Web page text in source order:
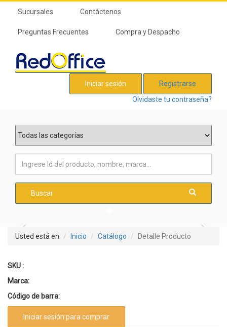
Sucursales Contáctenos
Preguntas Frecuentes Compra y Despacho
Iniciar sesión
Registrarse
Olvidaste tu contraseña?
Buscar
Previous
Usted está en Inicio Catálogo Detalle Producto
SKU :
Marca:
Código de barra:
Iniciar sesión para comprar